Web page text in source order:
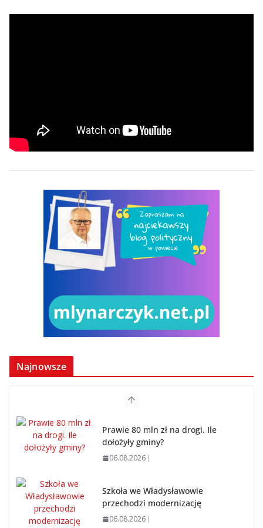
Najnowsze
Prawie 80 mln zł na drogi. Ile
dołożyły gminy?
06.08.2026
Szkoła we Władysławowie
przechodzi modernizację
06.08.2026